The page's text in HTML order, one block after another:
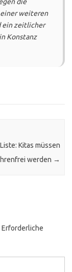
weiteren
ein zeitlicher
Konstanz
Kitas müssen
werden →
Erforderliche